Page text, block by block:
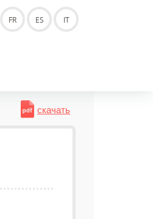
FR ES IT
скачать